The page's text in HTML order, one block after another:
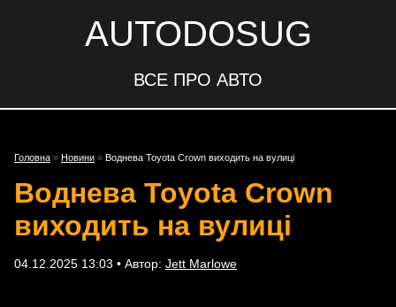
AUTODOSUG
ВСЕ ПРО АВТО
Головна » Новини » Воднева Toyota Crown виходить на вулиці
Воднева Toyota Crown
виходить на вулиці
04.12.2025 13:03 • Автор: Jett Marlowe